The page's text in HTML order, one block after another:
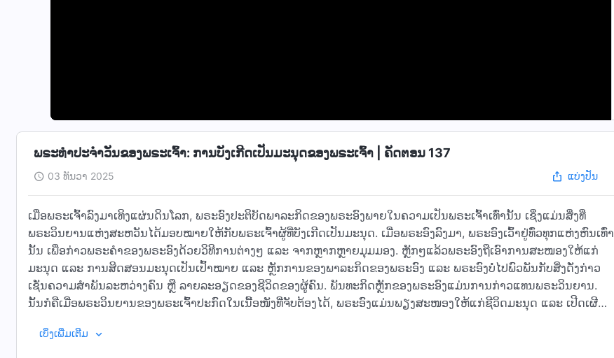
ພຣະທຳປະຈຳວັນຂອງພຣະເຈົ້າ: ການບັງເກີດເປັນມະນຸດຂອງພຣະເຈົ້າ | ຄັດຕອນ 137
03 ທັນວາ 2025 ແບ່ງປັນ
ເມື່ອພຣະເຈົ້າລົງມາເທິງແຜ່ນດິນໂລກ, ພຣະອົງປະຕິບັດພາລະກິດຂອງພຣະອົງພາຍໃນຄວາມເປັນພຣະເຈົ້າເທົ່ານັ້ນ ເຊິ່ງແມ່ນສິ່ງທີ່
ພຣະວິນຍານແຫ່ງສະຫວັນໄດ້ມອບໝາຍໃຫ້ກັບພຣະເຈົ້າຜູ້ທີ່ບັງເກີດເປັນມະນຸດ. ເມື່ອພຣະອົງລົງມາ, ພຣະອົງເວົ້າຢູ່ທົ່ວທຸກແຫ່ງຫົນເທົ່າ
ນັ້ນ ເພື່ອກ່າວພຣະຄຳຂອງພຣະອົງດ້ວຍວິທີການຕ່າງໆ ແລະ ຈາກຫຼາກຫຼາຍມຸມມອງ. ຫຼັກໆແລ້ວພຣະອົງຖືເອົາການສະໜອງໃຫ້ແກ່
ມະນຸດ ແລະ ການສິດສອນມະນຸດເປັນເປົ້າໝາຍ ແລະ ຫຼັກການຂອງພາລະກິດຂອງພຣະອົງ ແລະ ພຣະອົງບໍ່ໄປພົວພັນກັບສິ່ງດັ່ງກ່າວ
ເຊັ່ນຄວາມສໍາພັນລະຫວ່າງຄົນ ຫຼື ລາຍລະອຽດຂອງຊີວິດຂອງຜູ້ຄົນ. ພັນທະກິດຫຼັກຂອງພຣະອົງແມ່ນການກ່າວແທນພຣະວິນຍານ.
ນັ້ນກໍຄືເມື່ອພຣະວິນຍານຂອງພຣະເຈົ້າປະກົດໃນເນື້ອໜັງທີ່ຈັບຕ້ອງໄດ້, ພຣະອົງແມ່ນພຽງສະໜອງໃຫ້ແກ່ຊີວິດມະນຸດ ແລະ ເປີດເຜີຍ
ພາລະກິດສັກສິດໄດ້ ແລະ ພຣະເຈົ້າຈະບໍ່ພົວພັນໃນວຽກງານຂອງມະນຸດ. ຕະຫຼອດຫຼາຍປີທີ່ຜ່ານມາ ນັບຕັ້ງແຕ່ພຣະເຈົ້າໄດ້ມາສູ່ໂລກນີ້
ເມື່ອພຣະເຈົ້າມາສູ່ເນື້ອໜັງ, ຖ້າພຣະອົງພຽງແຕ່ກະທໍາພາລະກິດຂອງຄວາມເປັນພຣະເຈົ້າເທົ່ານັ້ນ ໂດຍທີ່ບໍ່ມີຜູ້ຄົນທີ່ສອດຄ່ອງກັບ
ເບິ່ງເພີ່ມເຕີມ